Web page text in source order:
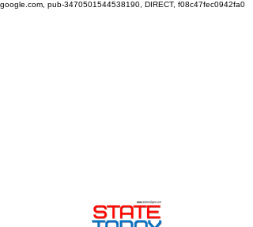
google.com, pub-3470501544538190, DIRECT, f08c47fec0942fa0